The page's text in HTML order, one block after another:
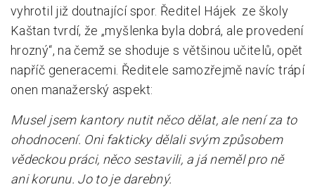
vyhrotil již doutnající spor. Ředitel Hájek ze školy
Kaštan tvrdí, že „myšlenka byla dobrá, ale provedení
hrozný“, na čemž se shoduje s většinou učitelů, opět
napříč generacemi. Ředitele samozřejmě navíc trápí
onen manažerský aspekt:
Musel jsem kantory nutit něco dělat, ale není za to
ohodnocení. Oni fakticky dělali svým způsobem
vědeckou práci, něco sestavili, a já neměl pro ně
ani korunu. Jo to je darebný.